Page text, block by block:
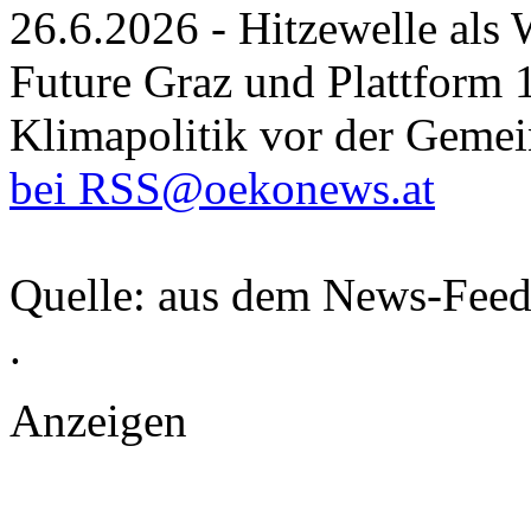
26.6.2026 - Hitzewelle als
Future Graz und Plattform
Klimapolitik vor der
bei RSS@oekonews.at
Quelle: aus dem News-
.
Anzeigen